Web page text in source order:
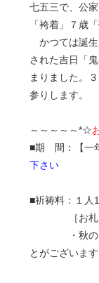
七五三で、公
「袴着」７歳
かつては誕生
された吉日「
まりました。
参りします。
～～～～～*☆
■期 間：【一
下さい
■祈祷料：１人
［お札・お
・秋のお参
とがございます